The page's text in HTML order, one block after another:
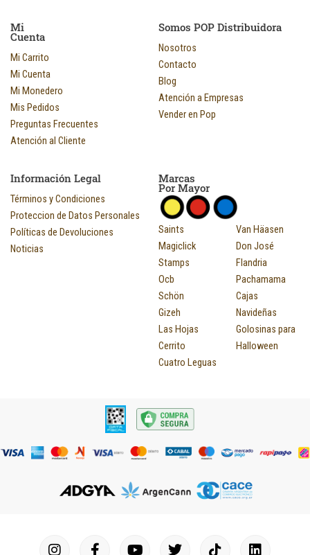
Mi
Cuenta
Mi Carrito
Mi Cuenta
Mi Monedero
Mis Pedidos
Preguntas Frecuentes
Atención al Cliente
Somos POP Distribuidora
Nosotros
Contacto
Blog
Atención a Empresas
Vender en Pop
Información Legal
Términos y Condiciones
Proteccion de Datos Personales
Políticas de Devoluciones
Noticias
Marcas
Por Mayor
Saints
Magiclick
Stamps
Ocb
Schön
Gizeh
Las Hojas
Cerrito
Cuatro Leguas
Van Häasen
Don José
Flandria
Pachamama
Cajas
Navideñas
Golosinas para
Halloween
I
F
Y
T
I
L